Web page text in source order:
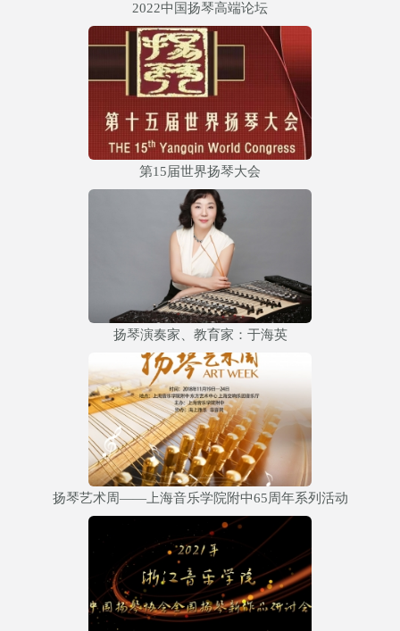
2022中国扬琴高端论坛
第15届世界扬琴大会
扬琴演奏家、教育家：于海英
扬琴艺术周——上海音乐学院附中65周年系列活动